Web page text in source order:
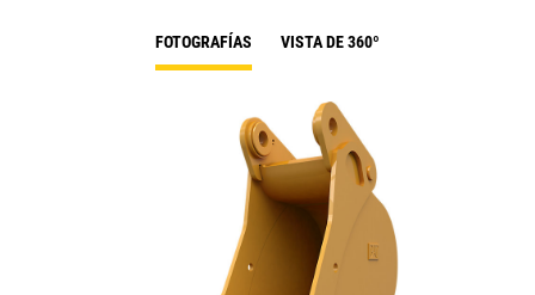
FOTOGRAFÍAS VISTA DE 360º